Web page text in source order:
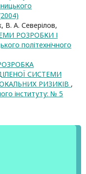
В. А. Северілов,
РОЗРОБКИ І
політехнічного
СИСТЕМИ
РИЗИКІВ ,
інституту: № 5